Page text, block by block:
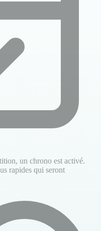
un chrono est activé.
rapides qui seront